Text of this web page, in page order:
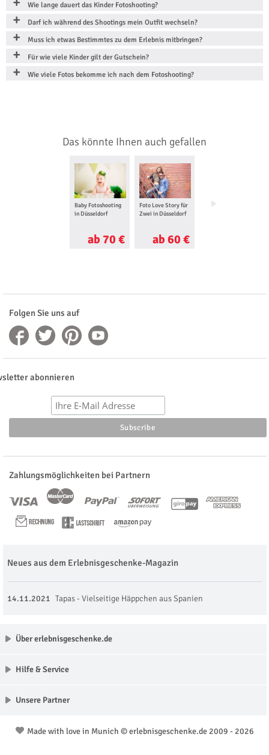
Wie lange dauert das Kinder Fotoshooting?
Darf ich während des Shootings mein Outfit wechseln?
Muss ich etwas Bestimmtes zu dem Erlebnis mitbringen?
Für wie viele Kinder gilt der Gutschein?
Wie viele Fotos bekomme ich nach dem Fotoshooting?
Das könnte Ihnen auch gefallen
Baby Fotoshooting
in Düsseldorf
ab 70 €
Foto Love Story für
Zwei in Düsseldorf
ab 60 €
Babybauch
Folgen Sie uns auf
abonnieren
Zahlungsmöglichkeiten bei Partnern
Neues aus dem Erlebnisgeschenke-Magazin
14.11.2021 Tapas - Vielseitige Häppchen aus Spanien
Über erlebnisgeschenke.de
Hilfe & Service
Unsere Partner
Made with love in Munich © erlebnisgeschenke.de 2009 - 2026